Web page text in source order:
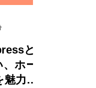
と
ホー
力的